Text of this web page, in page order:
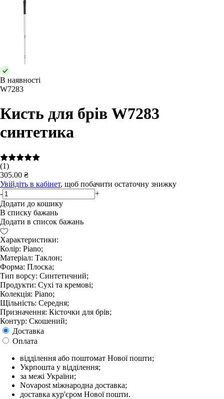
В наявності
W7283
Кисть для брів W7283
синтетика
(1)
305.00 ₴
Увійдіть в кабінет, щоб побачити остаточну знижку
-
+
Додати до кошику
В списку бажань
Додати в список бажань
Характеристики:
Колір: Piano;
Матеріал: Таклон;
Форма: Плоска;
Тип ворсу: Синтетичний;
Продукти: Сухі та кремові;
Колекція: Piano;
Щільність: Середня;
Призначення: Кісточки для брів;
Контур: Скошений;
Доставка
Оплата
відділення або поштомат Нової пошти;
Укрпошта у відділення;
за межі України;
Novapost міжнародна доставка;
доставка кур'єром Нової пошти.